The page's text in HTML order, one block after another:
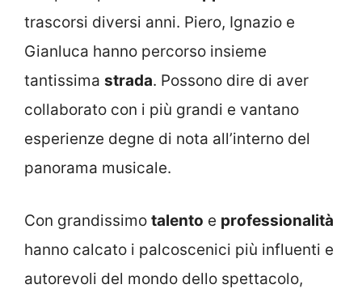
trascorsi diversi anni. Piero, Ignazio e
Gianluca hanno percorso insieme
tantissima strada. Possono dire di aver
collaborato con i più grandi e vantano
esperienze degne di nota all’interno del
panorama musicale.
Con grandissimo talento e professionalità
hanno calcato i palcoscenici più influenti e
autorevoli del mondo dello spettacolo,